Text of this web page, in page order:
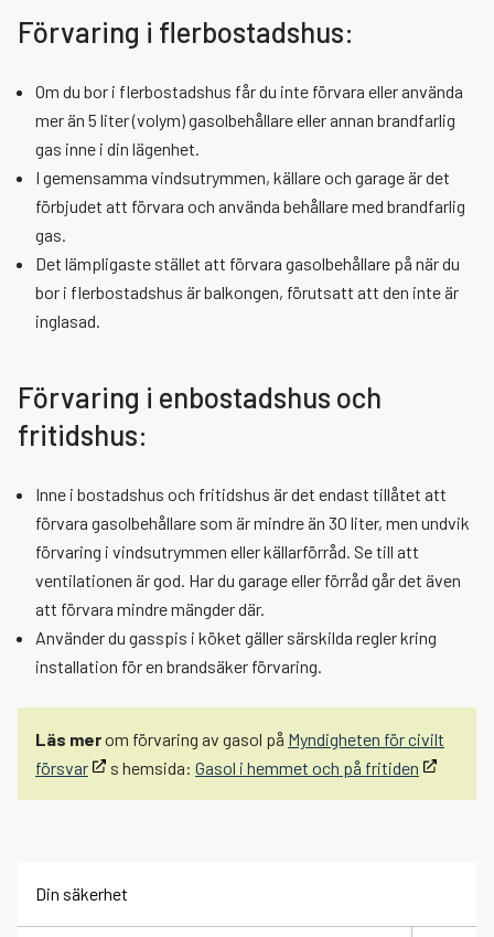
Förvaring i flerbostadshus:
Om du bor i flerbostadshus får du inte förvara eller använda
mer än 5 liter (volym) gasolbehållare eller annan brandfarlig
gas inne i din lägenhet.
I gemensamma vindsutrymmen, källare och garage är det
förbjudet att förvara och använda behållare med brandfarlig
gas.
Det lämpligaste stället att förvara gasolbehållare på när du
bor i flerbostadshus är balkongen, förutsatt att den inte är
inglasad.
Förvaring i enbostadshus och
fritidshus:
Inne i bostadshus och fritidshus är det endast tillåtet att
förvara gasolbehållare som är mindre än 30 liter, men undvik
förvaring i vindsutrymmen eller källarförråd. Se till att
ventilationen är god. Har du garage eller förråd går det även
att förvara mindre mängder där.
Använder du gasspis i köket gäller särskilda regler kring
installation för en brandsäker förvaring.
Läs merom förvaring av gasol på Myndigheten för civilt
försvar
s hemsida: Gasol i hemmet och på fritiden
Din säkerhet